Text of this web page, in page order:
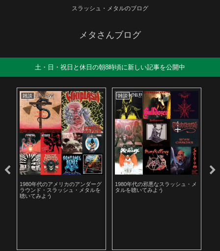
スラッシュ・メタルのブログ
メタさんブログ
土・日・祝日と休日の朝8時頃に新しい記事を公開中
雑談
1980年代のアメリカのアンダーグ
ラウンド・スラッシュ・メタルを
聴いてみよう
雑談
1980年代の邪悪なスラッシュ・メ
タルを聴いてみよう